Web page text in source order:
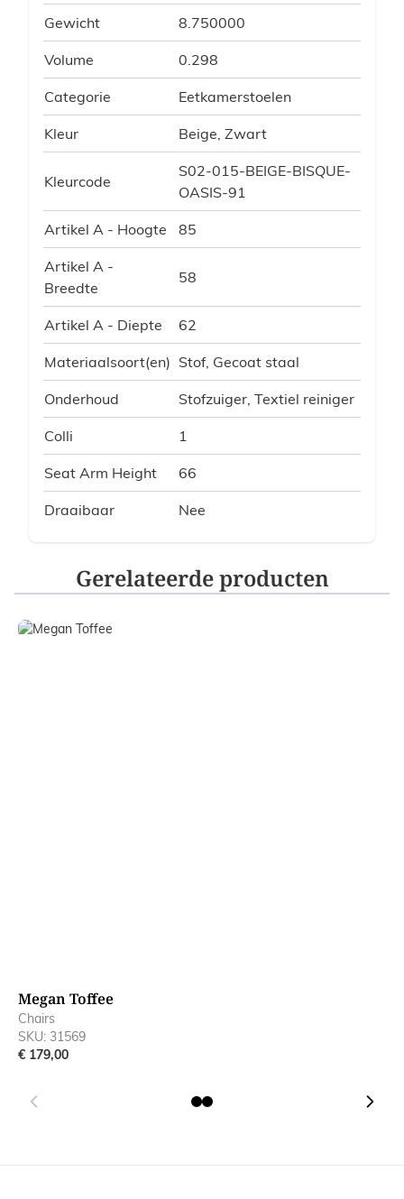
Gewicht 8.750000
Volume 0.298
Categorie Eetkamerstoelen
Kleur Beige, Zwart
Kleurcode
S02-015-BEIGE-BISQUE-
OASIS-91
Artikel A - Hoogte 85
Artikel A -
Breedte
58
Artikel A - Diepte 62
Materiaalsoort(en) Stof, Gecoat staal
Onderhoud Stofzuiger, Textiel reiniger
Colli 1
Seat Arm Height 66
Draaibaar Nee
Gerelateerde producten
Navigating through the elements of the carousel is
Press to skip carousel
Press to go to carousel navigation
Megan Toffee
Chairs
SKU: 31569
€ 179,00